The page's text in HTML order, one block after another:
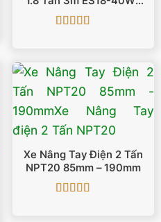
Chân Rộng
Xe Nâng Tay Điện 2 Tấn
NPT20 85mm – 190mm